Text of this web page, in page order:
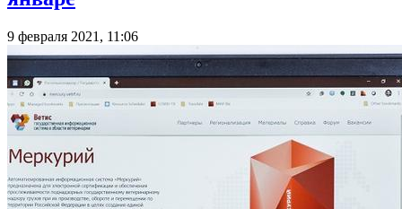
9 февраля 2021, 11:06